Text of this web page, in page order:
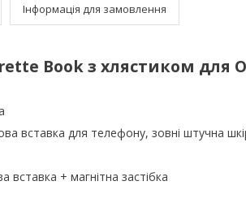
Інформація для замовлення
Book з хлястиком для
вставка для телефону, зовні штучна
вставка + магнітна застібка